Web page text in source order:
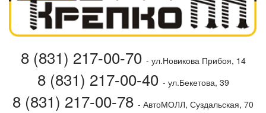
8 (831) 217-00-70 - ул.Новикова Прибоя, 14
8 (831) 217-00-40 - ул.Бекетова, 39
8 (831) 217-00-78 - АвтоМОЛЛ, Суздальская, 70